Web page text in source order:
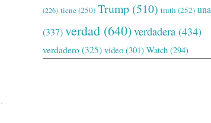
(226) tiene(250) Trump (510) truth (252) una
(337)verdad (640)verdadera (434)
verdadero (325) video (301) Watch (294)